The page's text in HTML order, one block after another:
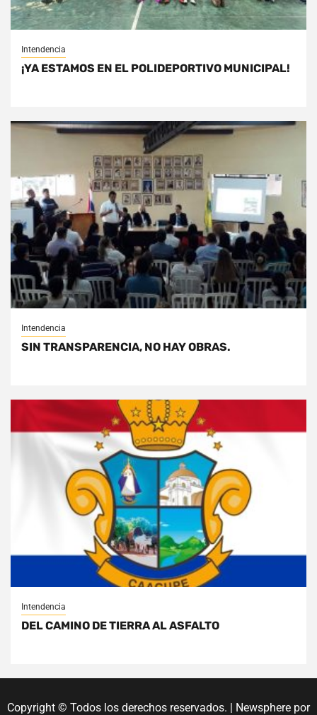
Intendencia
¡YA ESTAMOS EN EL POLIDEPORTIVO MUNICIPAL!
Intendencia
SIN TRANSPARENCIA, NO HAY OBRAS.
Intendencia
DEL CAMINO DE TIERRA AL ASFALTO
Copyright © Todos los derechos reservados. | Newsphere por